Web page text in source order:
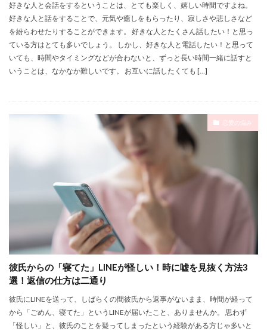
好きな人と会話をするということは、とても楽しく、嬉しい時間ですよね。
好きな人と話をすることで、元気や癒しをもらったり、寂しさや悲しさなど
を紛らわせたりすることができます。 好きな人とたくさん話したい！と思っ
ている方はとても多いでしょう。 しかし、好きな人と電話したい！と思って
いても、時間やタイミングなどが合わないと、ずっと長い時間一緒に話すと
いうことは、なかなか難しいです。 お互いに話したくても […]
恋愛の悩み
彼氏からの「寝てた」LINEが怪しい！時に嘘を見抜く方法3
選！返信の仕方は二通り
彼氏にLINEを送って、しばらくの間彼氏から返事がないまま、時間が経って
から「ごめん、寝てた」というLINEが届いたこと、ありませんか。 思わず
「怪しい」と、彼氏のことを疑ってしまったという経験がある方じゃ多いと